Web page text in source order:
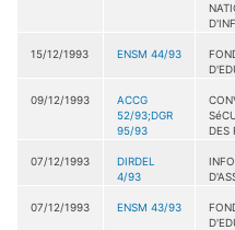
15/12/1993 ENSM 44/93
09/12/1993
ACCG
52/93;DGR
95/93
DES
07/12/1993
DIRDEL
4/93
07/12/1993 ENSM 43/93